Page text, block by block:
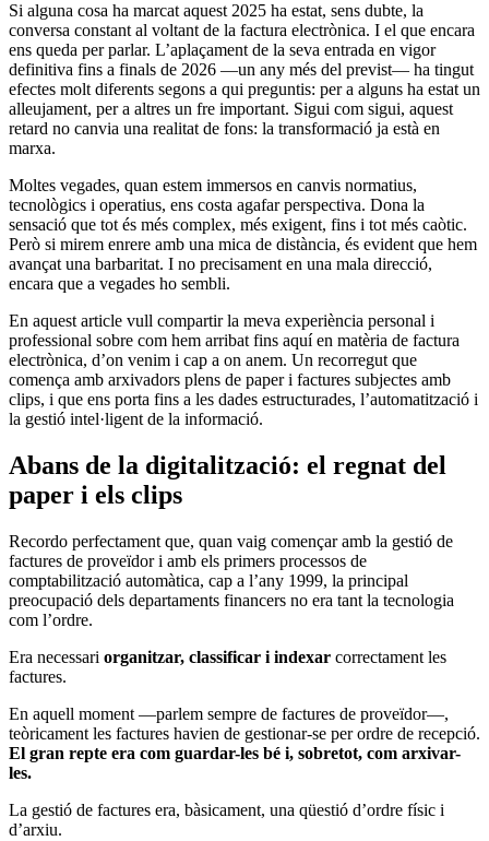
Si alguna cosa ha marcat aquest 2025 ha estat, sens dubte, la
conversa constant al voltant de la factura electrònica. I el que encara
ens queda per parlar. L’aplaçament de la seva entrada en vigor
definitiva fins a finals de 2026 —un any més del previst— ha tingut
efectes molt diferents segons a qui preguntis: per a alguns ha estat un
alleujament, per a altres un fre important. Sigui com sigui, aquest
retard no canvia una realitat de fons: la transformació ja està en
marxa.
Moltes vegades, quan estem immersos en canvis normatius,
tecnològics i operatius, ens costa agafar perspectiva. Dona la
sensació que tot és més complex, més exigent, fins i tot més caòtic.
Però si mirem enrere amb una mica de distància, és evident que hem
avançat una barbaritat. I no precisament en una mala direcció,
encara que a vegades ho sembli.
En aquest article vull compartir la meva experiència personal i
professional sobre com hem arribat fins aquí en matèria de factura
electrònica, d’on venim i cap a on anem. Un recorregut que
comença amb arxivadors plens de paper i factures subjectes amb
clips, i que ens porta fins a les dades estructurades, l’automatització i
la gestió intel·ligent de la informació.
Abans de la digitalització: el regnat del
paper i els clips
Recordo perfectament que, quan vaig començar amb la gestió de
factures de proveïdor i amb els primers processos de
comptabilització automàtica, cap a l’any 1999, la principal
preocupació dels departaments financers no era tant la tecnologia
com l’ordre.
Era necessari organitzar, classificar i indexar correctament les
factures.
En aquell moment —parlem sempre de factures de proveïdor—,
teòricament les factures havien de gestionar-se per ordre de recepció.
El gran repte era com guardar-les bé i, sobretot, com arxivar-
les.
La gestió de factures era, bàsicament, una qüestió d’ordre físic i
d’arxiu.